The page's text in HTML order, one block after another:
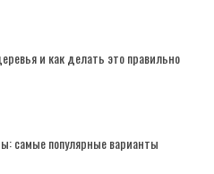
и как делать это правильно
самые популярные варианты